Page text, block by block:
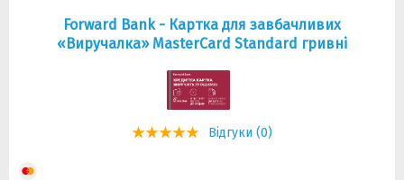
Forward Bank - Картка для завбачливих
«Виручалка» MasterCard Standard гривні
Відгуки (0)